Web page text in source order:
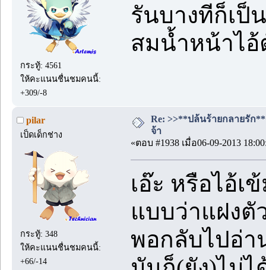
กระทู้: 4561
ให้คะแนนชื่นชมคนนี้:
+309/-8
รันบางทีก็เ
สมน้ำหน้าไ
pilar
เป็ดเด็กช่าง
กระทู้: 348
ให้คะแนนชื่นชมคนนี้:
+66/-14
Re: >>**ปล้นร้ายกลายรัก
จ้า
«ตอบ #1938 เมื่อ06-09-2013
เอ๊ะ หรือไอ้เ
แบบว่าแฝงตั
พอกลับไปอ่า